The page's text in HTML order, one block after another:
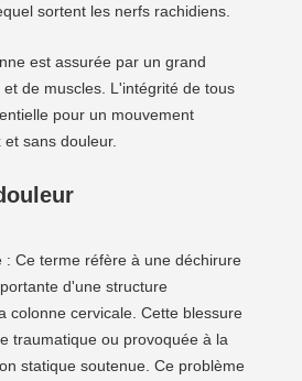
sortent les nerfs rachidiens.
est assurée par un grand
de muscles. L'intégrité de tous
pour un mouvement
sans douleur.
: Ce terme réfère à une déchirure
d'une structure
colonne cervicale. Cette blessure
traumatique ou provoquée à la
statique soutenue. Ce problème